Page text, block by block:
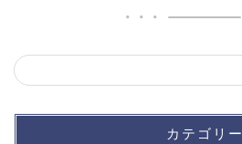
カテゴリー